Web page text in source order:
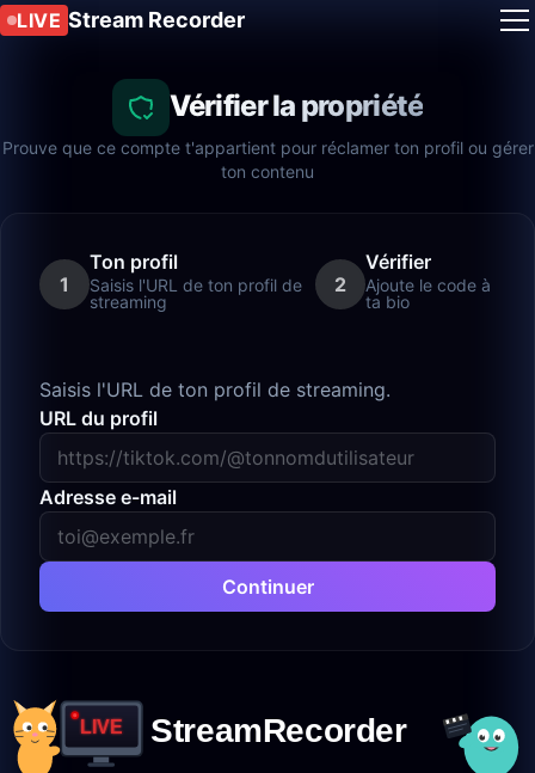
LIVE Stream Recorder
Vérifier la propriété
Prouve que ce compte t'appartient pour réclamer ton profil ou gérer
ton contenu
1
Ton profil
Saisis l'URL de ton profil de
streaming
2
Vérifier
Ajoute le code à
ta bio
Saisis l'URL de ton profil de streaming.
URL du profil
Adresse e-mail
Continuer